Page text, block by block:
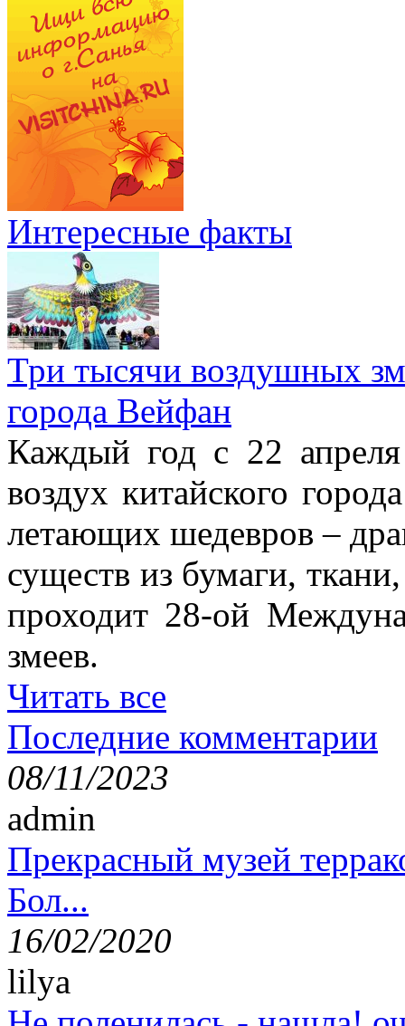
Интересные факты
Три тысячи воздушных
города Вейфан
Каждый год с 22
воздух китайского
летающих шедевров –
существ из бумаги,
проходит 28-ой
змеев.
Читать все
Последние комментарии
08/11/2023
admin
Прекрасный музей
Бол...
16/02/2020
lilya